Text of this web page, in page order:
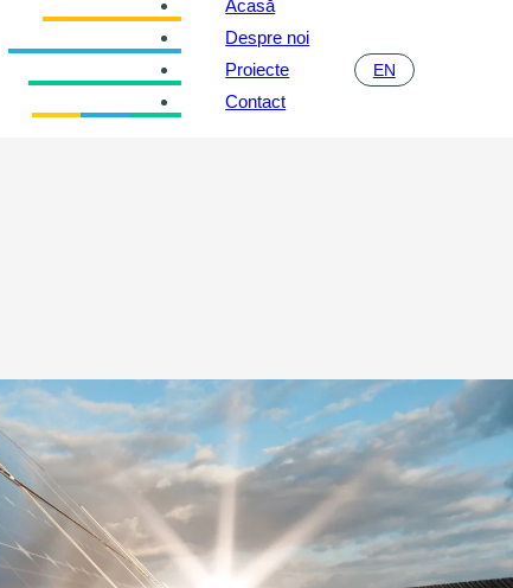
Acasă
Despre noi
Proiecte
Contact
EN